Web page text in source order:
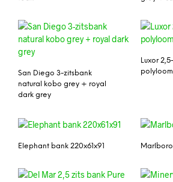
San Diego 3-zitsbank
natural kobo grey + royal
dark grey
Luxor
polyloom
Elephant bank 220x61x91